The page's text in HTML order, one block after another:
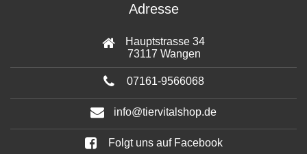
Adresse
Hauptstrasse 34
73117 Wangen
07161-9566068
info@tiervitalshop.de
Folgt uns auf Facebook